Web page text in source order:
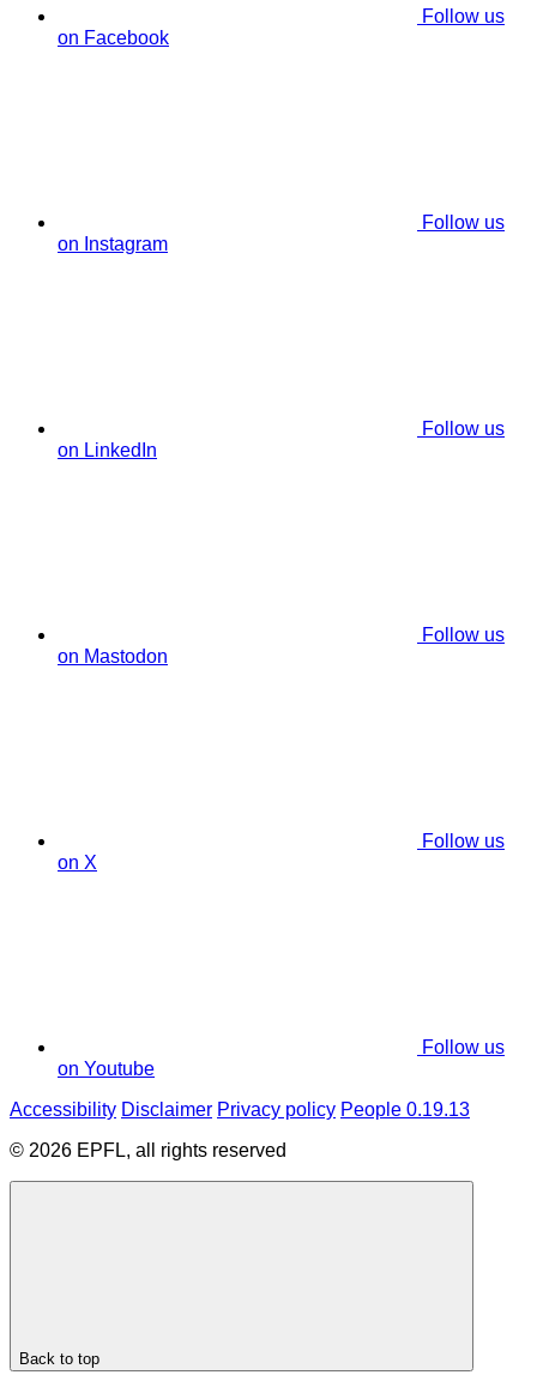
Follow us
on Facebook
Follow us
on Instagram
Follow us
on LinkedIn
Follow us
on Mastodon
Follow us
on X
Follow us
on Youtube
Accessibility Disclaimer Privacy policy People 0.19.13
© 2026 EPFL, all rights reserved
Back to top